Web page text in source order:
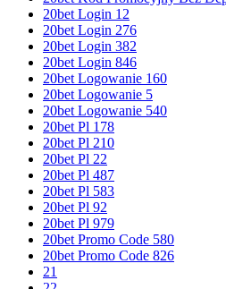
20bet Login 12
20bet Login 276
20bet Login 382
20bet Login 846
20bet Logowanie 160
20bet Logowanie 5
20bet Logowanie 540
20bet Pl 178
20bet Pl 210
20bet Pl 22
20bet Pl 487
20bet Pl 583
20bet Pl 92
20bet Pl 979
20bet Promo Code 580
20bet Promo Code 826
21